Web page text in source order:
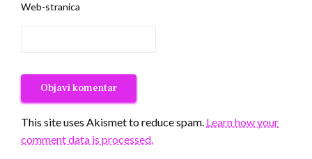
Web-stranica
This site uses Akismet to reduce spam. Learn how your
comment data is processed.